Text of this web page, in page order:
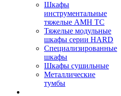
Шкафы
инструментальные
тяжелые AMH TC
Тяжелые модульные
шкафы серии HARD
Cпециализированные
шкафы
Шкафы сушильные
Металлические
тумбы